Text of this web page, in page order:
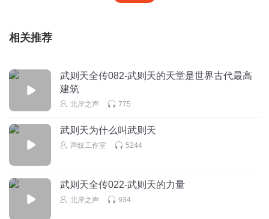
相关推荐
武则天全传082-武则天的天堂是世界古代最高
建筑
北岸之声 775
武则天为什么叫武则天
声纹工作室 5244
武则天全传022-武则天的力量
北岸之声 934